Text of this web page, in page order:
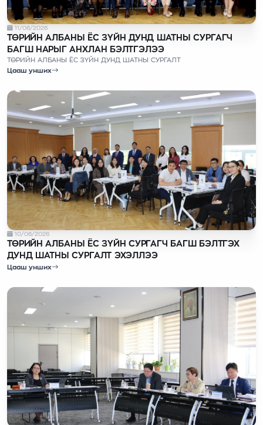
11/06/2026
ТӨРИЙН АЛБАНЫ ЁС ЗҮЙН ДУНД ШАТНЫ СУРГАГЧ
БАГШ НАРЫГ АНХЛАН БЭЛТГЭЛЭЭ
ТӨРИЙН АЛБАНЫ ЁС ЗҮЙН ДУНД ШАТНЫ СУРГАЛТ
Цааш унших
10/06/2026
ТӨРИЙН АЛБАНЫ ЁС ЗҮЙН СУРГАГЧ БАГШ БЭЛТГЭХ
ДУНД ШАТНЫ СУРГАЛТ ЭХЭЛЛЭЭ
Цааш унших